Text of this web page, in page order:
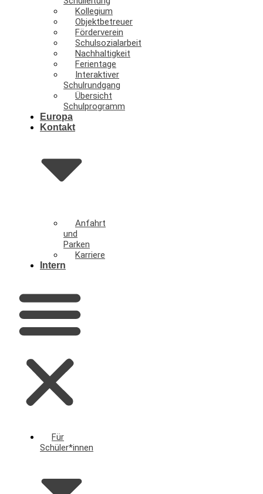
Kollegium
Objektbetreuer
Förderverein
Schulsozialarbeit
Nachhaltigkeit
Ferientage
Interaktiver
Schulrundgang
Übersicht
Schulprogramm
Europa
Kontakt
Anfahrt
und
Parken
Karriere
Intern
Für
Schüler*innen